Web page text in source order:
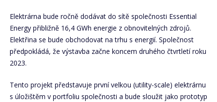
Elektrárna bude ročně dodávat do sítě společnosti Essential
Energy přibližně 16,4 GWh energie z obnovitelných zdrojů.
Elektřina se bude obchodovat na trhu s energií. Společnost
předpokládá, že výstavba začne koncem druhého čtvrtletí roku
2023.
Tento projekt představuje první velkou (utility-scale) elektrárnu
s úložištěm v portfoliu společnosti a bude sloužit jako prototyp